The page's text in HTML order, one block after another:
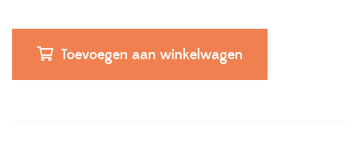
Toevoegen aan winkelwagen